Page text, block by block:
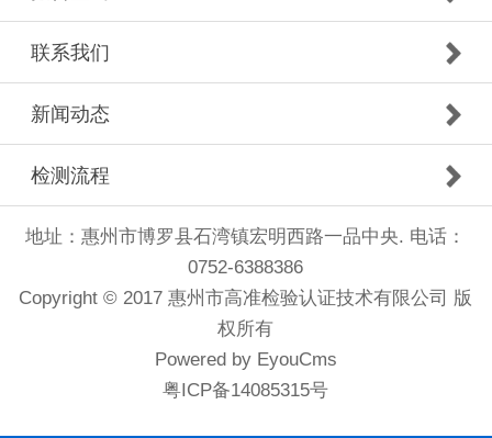
联系我们
新闻动态
检测流程
地址：惠州市博罗县石湾镇宏明西路一品中央. 电话：
0752-6388386
Copyright © 2017 惠州市高准检验认证技术有限公司 版
权所有
Powered by EyouCms
粤ICP备14085315号